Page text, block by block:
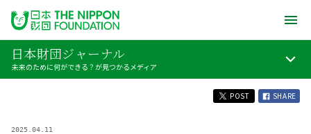
日本財団ジャーナル
未来のために何ができる？が見つかるメディア
POST SHARE
2025.04.11